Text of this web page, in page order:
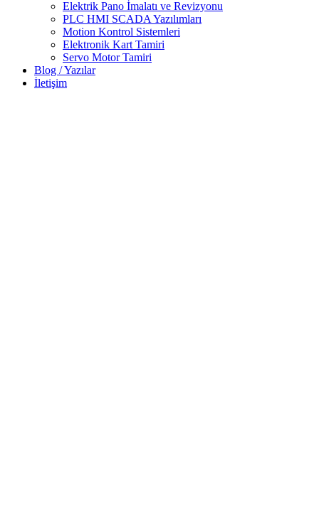
Elektrik Pano İmalatı ve Revizyonu
PLC HMI SCADA Yazılımları
Motion Kontrol Sistemleri
Elektronik Kart Tamiri
Servo Motor Tamiri
Blog / Yazılar
İletişim